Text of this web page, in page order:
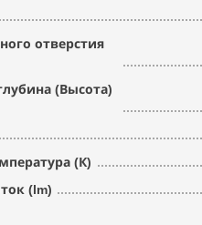
отверстия
(Высота)
(К)
(lm)